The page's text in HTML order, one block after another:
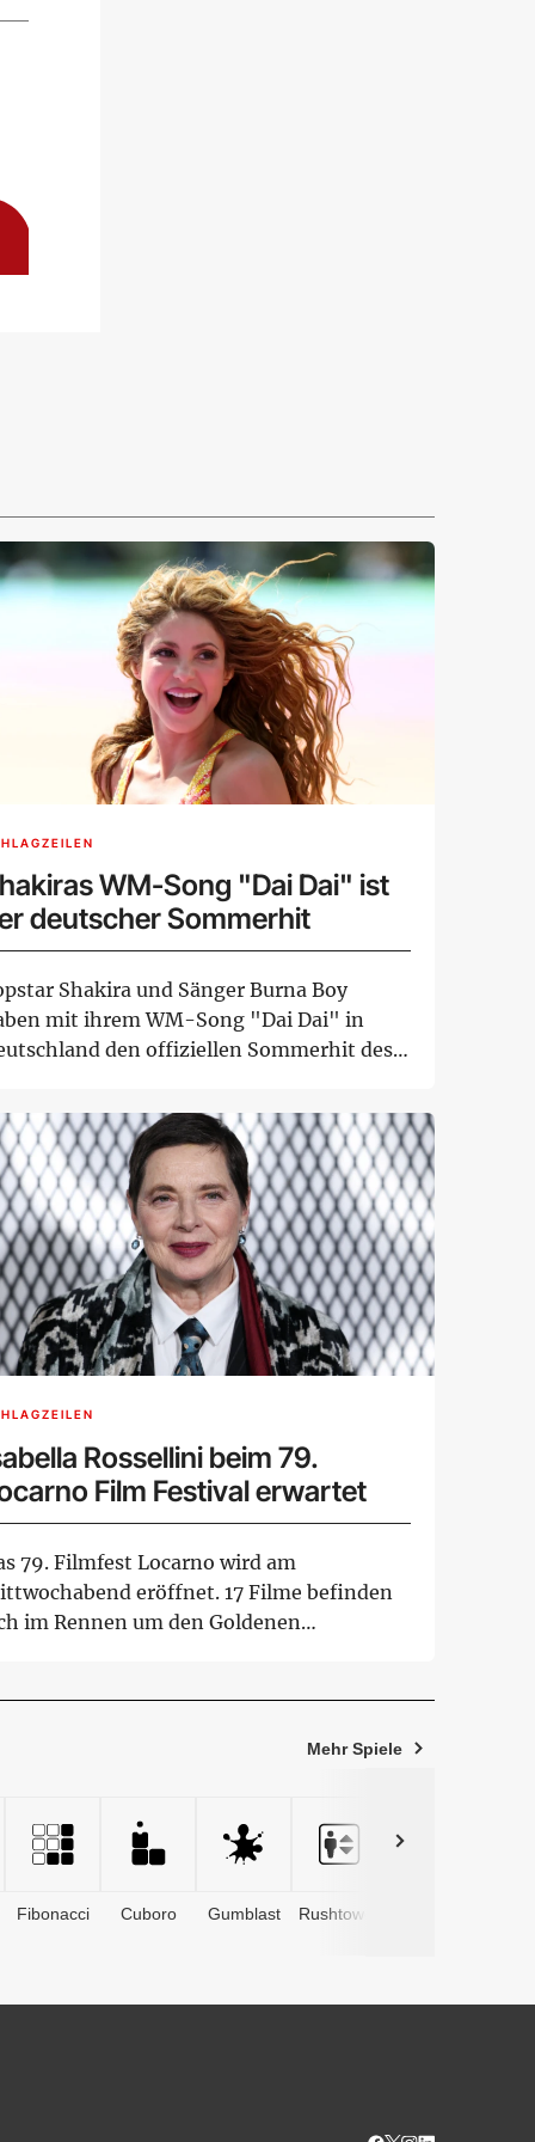
WM-Song "Dai Dai" ist
deutscher Sommerhit
Shakira und Sänger Burna Boy
mit ihrem WM-Song "Dai Dai" in
den offiziellen Sommerhit des
Rossellini beim 79.
Film Festival erwartet
79. Filmfest Locarno wird am
eröffnet. 17 Filme befinden
im Rennen um den Goldenen
Mehr Spiele
Fibonacci Cuboro Gumblast Rushtower